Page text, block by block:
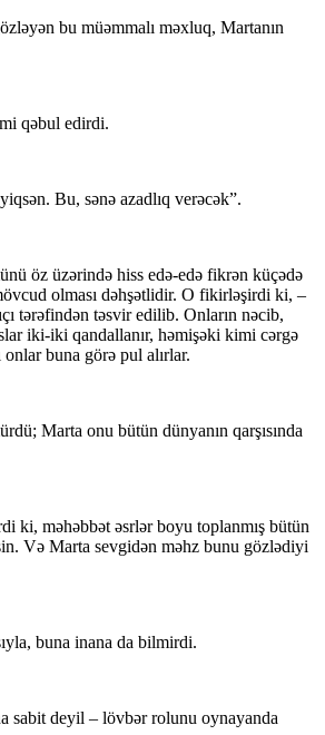
bu müəmmalı məxluq, Martanın
qəbul edirdi.
Bu, sənə azadlıq verəcək”.
öz üzərində hiss edə-edə fikrən küçədə
olması dəhşətlidir. O fikirləşirdi ki, –
tərəfindən təsvir edilib. Onların nəcib,
iki-iki qandallanır, həmişəki kimi cərgə
buna görə pul alırlar.
Marta onu bütün dünyanın qarşısında
ki, məhəbbət əsrlər boyu toplanmış bütün
Və Marta sevgidən məhz bunu gözlədiyi
buna inana da bilmirdi.
sabit deyil – lövbər rolunu oynayanda